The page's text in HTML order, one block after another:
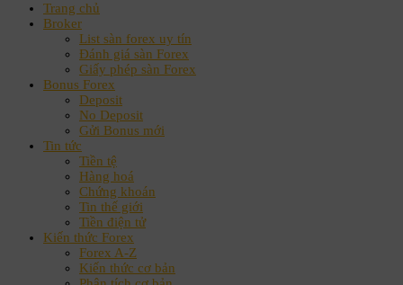
Trang chủ
Broker
List sàn forex uy tín
Đánh giá sàn Forex
Giấy phép sàn Forex
Bonus Forex
Deposit
No Deposit
Gửi Bonus mới
Tin tức
Tiền tệ
Hàng hoá
Chứng khoán
Tin thế giới
Tiền điện tử
Kiến thức Forex
Forex A-Z
Kiến thức cơ bản